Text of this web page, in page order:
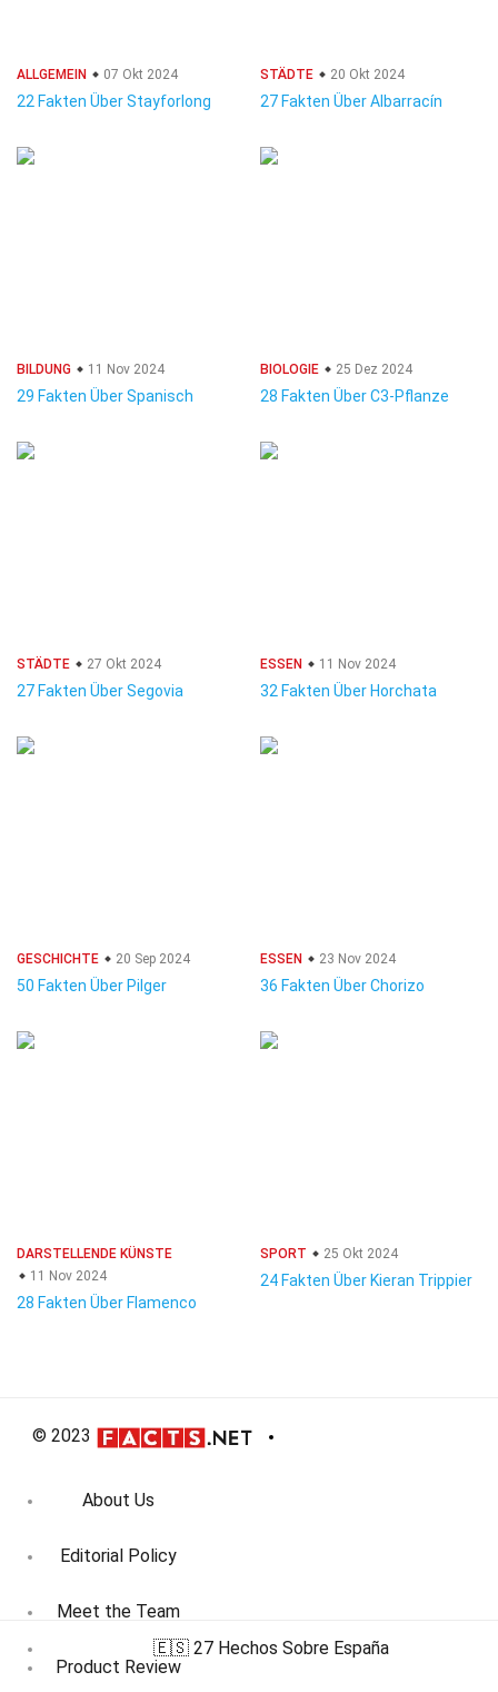
ALLGEMEIN 07 Okt 2024
22 Fakten Über Stayforlong
STÄDTE 20 Okt 2024
27 Fakten Über Albarracín
BILDUNG 11 Nov 2024
29 Fakten Über Spanisch
BIOLOGIE 25 Dez 2024
28 Fakten Über C3-Pflanze
STÄDTE 27 Okt 2024
27 Fakten Über Segovia
ESSEN 11 Nov 2024
32 Fakten Über Horchata
GESCHICHTE 20 Sep 2024
50 Fakten Über Pilger
ESSEN 23 Nov 2024
36 Fakten Über Chorizo
DARSTELLENDE KÜNSTE
11 Nov 2024
28 Fakten Über Flamenco
SPORT 25 Okt 2024
24 Fakten Über Kieran Trippier
© 2023
About Us
Editorial Policy
Meet the Team
Product Review
🇪🇸 27 Hechos Sobre España